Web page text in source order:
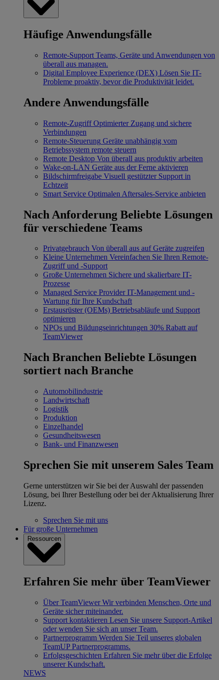
Häufige Anwendungsfälle
Remote-Support Teams, Geräte und Anwendungen von
überall aus managen.
Digital Employee Experience (DEX) Lösen Sie IT-
Probleme proaktiv, bevor die Produktivität leidet.
Andere Anwendungsfälle
Remote-Zugriff Optimierter Zugang und sichere
Verbindungen
Remote-Steuerung Geräte unabhängig vom
Betriebssystem remote steuern
Remote Desktop Von überall aus produktiv arbeiten
Wake-on-LAN Geräte aus der Ferne aktivieren
Bildschirmfreigabe Visuell gestützter Support in
Echtzeit
Smart Service Optimalen Aftersales-Service anbieten
Nach Anforderung Beliebte Lösungen
für verschiedene Teams
Privatgebrauch Von überall aus auf Geräte zugreifen
Kleine Unternehmen Vereinfachen Sie Ihren Remote-
Zugriff und -Support
Große Unternehmen Sichere und skalierbare IT-
Prozesse
Managed Service Provider IT-Management und -
Wartung für Ihre Kundschaft
Erstausrüster (OEMs) Betriebsabläufe und Support
optimieren
NPOs und Bildungseinrichtungen 30% Rabatt auf
TeamViewer
Nach Branchen Beliebte Lösungen
sortiert nach Branche
Automobilindustrie
Landwirtschaft
Logistik
Produktion
Einzelhandel
Gesundheitswesen
Bank- und Finanzwesen
Sprechen Sie mit unserem Sales Team
Gerne unterstützen wir Sie bei der Auswahl der passenden
Lösung, bei Ihrer Bestellung oder bei der Aktualisierung Ihrer
Lizenz.
Sprechen Sie mit uns
Für große Unternehmen
Ressourcen
Erfahren Sie mehr über TeamViewer
Über TeamViewer Wir verbinden Menschen, Orte und
Geräte sicher miteinander.
Support kontaktieren Lesen Sie unsere Support-Artikel
oder wenden Sie sich an unser Team.
Partnerprogramm Werden Sie Teil unseres globalen
TeamUP Partnerprogramms.
Erfolgsgeschichten Erfahren Sie mehr über die Erfolge
unserer Kundschaft.
NEWS